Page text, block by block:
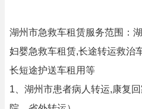
湖州市急救车租赁服务范围：
妇婴急救车租赁,长途转运救治
长短途护送车租用等
1、湖州市患者病人转运,康复